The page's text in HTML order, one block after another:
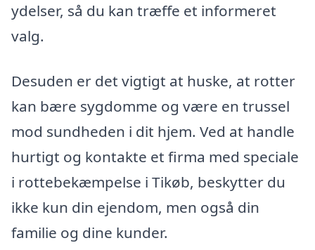
ydelser, så du kan træffe et informeret
valg.
Desuden er det vigtigt at huske, at rotter
kan bære sygdomme og være en trussel
mod sundheden i dit hjem. Ved at handle
hurtigt og kontakte et firma med speciale
i rottebekæmpelse i Tikøb, beskytter du
ikke kun din ejendom, men også din
familie og dine kunder.